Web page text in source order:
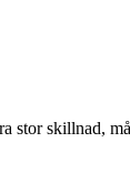
skillnad,